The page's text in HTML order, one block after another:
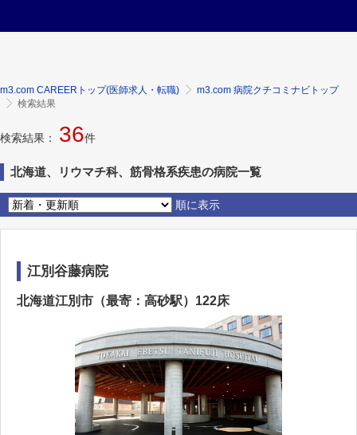
m3.com CAREERトップ(医師求人・転職)
m3.com 病院クチコミナビトップ
検索結果
検索結果： 36件
北海道、リウマチ科、筋骨格系疾患の病院一覧
順に表示
江別谷藤病院
北海道江別市（最寄：高砂駅）122床